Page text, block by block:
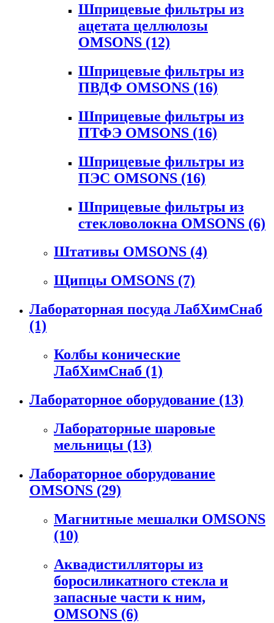
Шприцевые фильтры из
ацетата целлюлозы
OMSONS (12)
Шприцевые фильтры из
ПВДФ OMSONS (16)
Шприцевые фильтры из
ПТФЭ OMSONS (16)
Шприцевые фильтры из
ПЭС OMSONS (16)
Шприцевые фильтры из
стекловолокна OMSONS (6)
Штативы OMSONS (4)
Щипцы OMSONS (7)
Лабораторная посуда ЛабХимСнаб
(1)
Колбы конические
ЛабХимСнаб (1)
Лабораторное оборудование (13)
Лабораторные шаровые
мельницы (13)
Лабораторное оборудование
OMSONS (29)
Магнитные мешалки OMSONS
(10)
Аквадистилляторы из
боросиликатного стекла и
запасные части к ним,
OMSONS (6)